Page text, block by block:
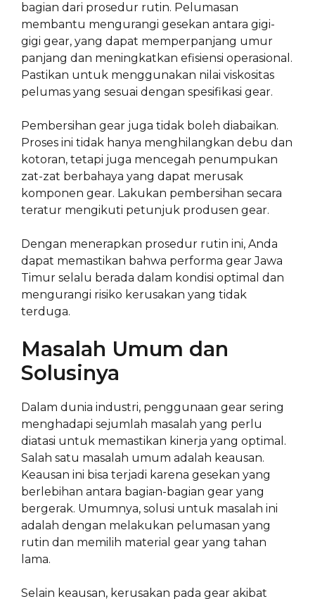
bagian dari prosedur rutin. Pelumasan
membantu mengurangi gesekan antara gigi-
gigi gear, yang dapat memperpanjang umur
panjang dan meningkatkan efisiensi operasional.
Pastikan untuk menggunakan nilai viskositas
pelumas yang sesuai dengan spesifikasi gear.
Pembersihan gear juga tidak boleh diabaikan.
Proses ini tidak hanya menghilangkan debu dan
kotoran, tetapi juga mencegah penumpukan
zat-zat berbahaya yang dapat merusak
komponen gear. Lakukan pembersihan secara
teratur mengikuti petunjuk produsen gear.
Dengan menerapkan prosedur rutin ini, Anda
dapat memastikan bahwa performa gear Jawa
Timur selalu berada dalam kondisi optimal dan
mengurangi risiko kerusakan yang tidak
terduga.
Masalah Umum dan
Solusinya
Dalam dunia industri, penggunaan gear sering
menghadapi sejumlah masalah yang perlu
diatasi untuk memastikan kinerja yang optimal.
Salah satu masalah umum adalah keausan.
Keausan ini bisa terjadi karena gesekan yang
berlebihan antara bagian-bagian gear yang
bergerak. Umumnya, solusi untuk masalah ini
adalah dengan melakukan pelumasan yang
rutin dan memilih material gear yang tahan
lama.
Selain keausan, kerusakan pada gear akibat